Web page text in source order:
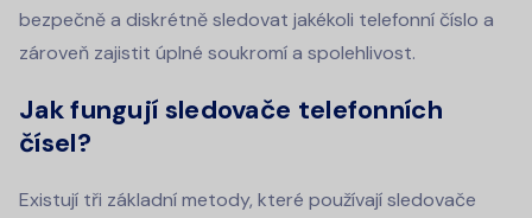
bezpečně a diskrétně sledovat jakékoli telefonní číslo a
zároveň zajistit úplné soukromí a spolehlivost.
Jak fungují sledovače telefonních
čísel?
Existují tři základní metody, které používají sledovače